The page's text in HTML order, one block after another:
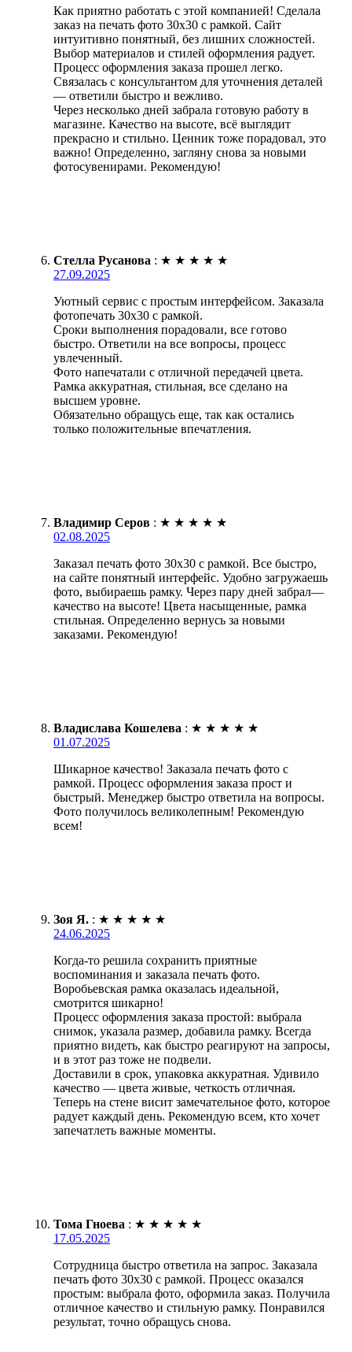
Как приятно работать с этой компанией! Сделала
заказ на печать фото 30х30 с рамкой. Сайт
интуитивно понятный, без лишних сложностей.
Выбор материалов и стилей оформления радует.
Процесс оформления заказа прошел легко.
Связалась с консультантом для уточнения деталей
— ответили быстро и вежливо.
Через несколько дней забрала готовую работу в
магазине. Качество на высоте, всё выглядит
прекрасно и стильно. Ценник тоже порадовал, это
важно! Определенно, загляну снова за новыми
фотосувенирами. Рекомендую!
Стелла Русанова : ★ ★ ★ ★ ★
27.09.2025
Уютный сервис с простым интерфейсом. Заказала
фотопечать 30х30 с рамкой.
Сроки выполнения порадовали, все готово
быстро. Ответили на все вопросы, процесс
увлеченный.
Фото напечатали с отличной передачей цвета.
Рамка аккуратная, стильная, все сделано на
высшем уровне.
Обязательно обращусь еще, так как остались
только положительные впечатления.
Владимир Серов : ★ ★ ★ ★ ★
02.08.2025
Заказал печать фото 30х30 с рамкой. Все быстро,
на сайте понятный интерфейс. Удобно загружаешь
фото, выбираешь рамку. Через пару дней забрал—
качество на высоте! Цвета насыщенные, рамка
стильная. Определенно вернусь за новыми
заказами. Рекомендую!
Владислава Кошелева : ★ ★ ★ ★ ★
01.07.2025
Шикарное качество! Заказала печать фото с
рамкой. Процесс оформления заказа прост и
быстрый. Менеджер быстро ответила на вопросы.
Фото получилось великолепным! Рекомендую
всем!
Зоя Я. : ★ ★ ★ ★ ★
24.06.2025
Когда-то решила сохранить приятные
воспоминания и заказала печать фото.
Воробьевская рамка оказалась идеальной,
смотрится шикарно!
Процесс оформления заказа простой: выбрала
снимок, указала размер, добавила рамку. Всегда
приятно видеть, как быстро реагируют на запросы,
и в этот раз тоже не подвели.
Доставили в срок, упаковка аккуратная. Удивило
качество — цвета живые, четкость отличная.
Теперь на стене висит замечательное фото, которое
радует каждый день. Рекомендую всем, кто хочет
запечатлеть важные моменты.
Тома Гноева : ★ ★ ★ ★ ★
17.05.2025
Сотрудница быстро ответила на запрос. Заказала
печать фото 30х30 с рамкой. Процесс оказался
простым: выбрала фото, оформила заказ. Получила
отличное качество и стильную рамку. Понравился
результат, точно обращусь снова.